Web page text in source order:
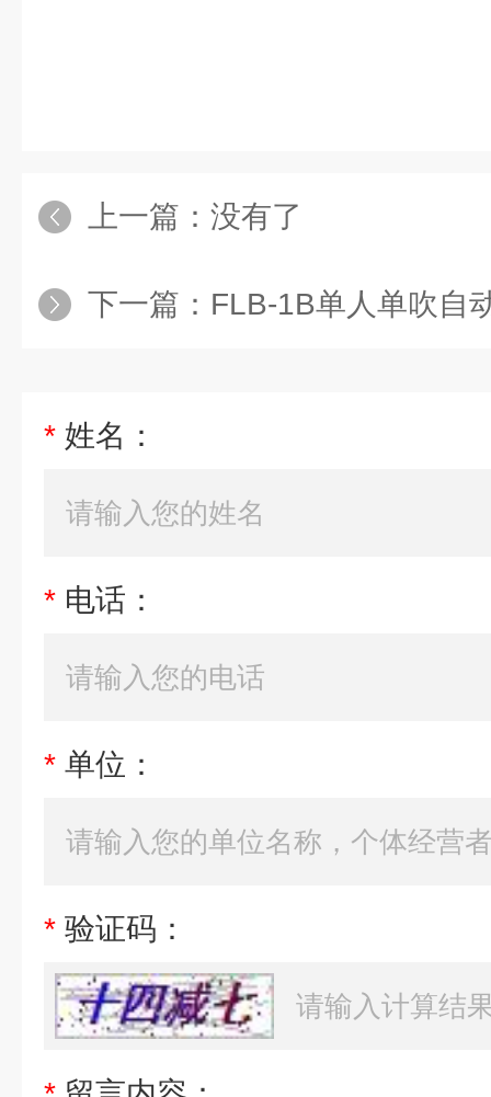
上一篇：没有了
下一篇： FLB-1B单人单吹自
* 姓名：
* 电话：
* 单位：
* 验证码：